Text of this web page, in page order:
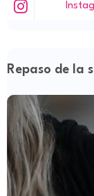
Repaso de la